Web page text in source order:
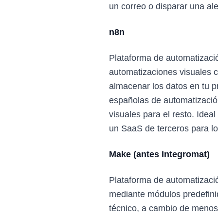
un correo o disparar una
n8n
Plataforma de
automatizaciones visuales
almacenar los datos en tu
españolas de
visuales para el resto.
un SaaS de terceros para
Make (antes Integromat)
Plataforma de
mediante módulos
técnico, a cambio de